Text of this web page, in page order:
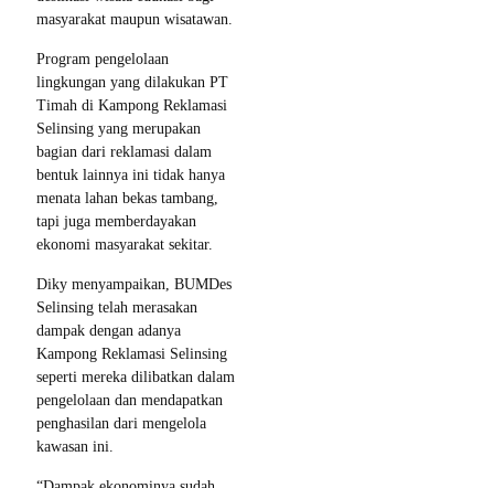
masyarakat maupun wisatawan.
Program pengelolaan
lingkungan yang dilakukan PT
Timah di Kampong Reklamasi
Selinsing yang merupakan
bagian dari reklamasi dalam
bentuk lainnya ini tidak hanya
menata lahan bekas tambang,
tapi juga memberdayakan
ekonomi masyarakat sekitar.
Diky menyampaikan, BUMDes
Selinsing telah merasakan
dampak dengan adanya
Kampong Reklamasi Selinsing
seperti mereka dilibatkan dalam
pengelolaan dan mendapatkan
penghasilan dari mengelola
kawasan ini.